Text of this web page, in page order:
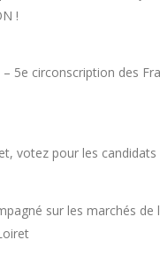
!
5e circonscription des
votez pour les candidats
sur les marchés de